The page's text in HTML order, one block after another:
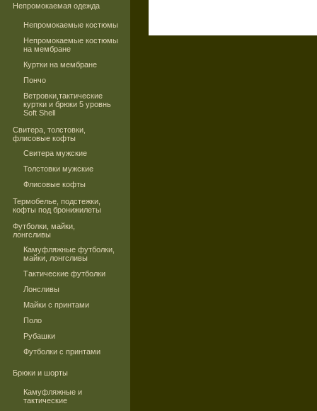
Непромокаемая одежда
Непромокаемые костюмы
Непромокаемые костюмы
на мембране
Куртки на мембране
Пончо
Ветровки,тактические
куртки и брюки 5 уровнь
Soft Shell
Свитера, толстовки,
флисовые кофты
Свитера мужские
Толстовки мужские
Флисовые кофты
Термобелье, подстежки,
кофты под бронижилеты
Футболки, майки,
лонгсливы
Камуфляжные футболки,
майки, лонгсливы
Тактические футболки
Лонсливы
Майки с принтами
Поло
Рубашки
Футболки с принтами
Брюки и шорты
Камуфляжные и
тактические